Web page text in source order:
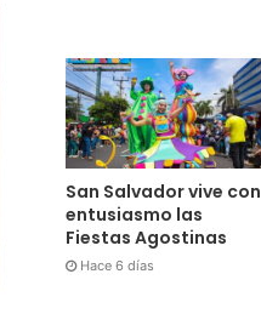
San Salvador vive con
entusiasmo las
Fiestas Agostinas
Hace 6 días